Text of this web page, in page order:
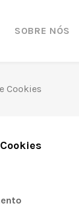
SOBRE NÓS
Cookies